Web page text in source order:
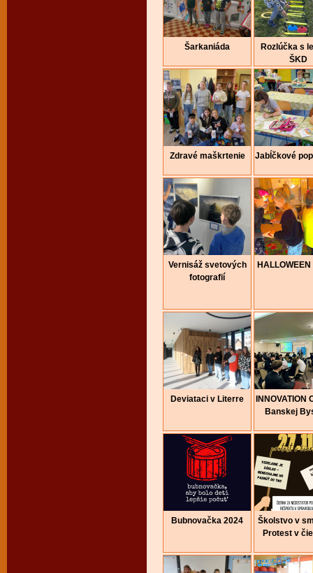
Šarkaniáda
Rozlúčka s
ŠKD
Zdravé maškrtenie Jabĺčkové
Vernisáž svetových
fotografií
Deviataci v Literre
INNOVATION
Banskej
Bubnovačka 2024
Školstvo v
Protest v